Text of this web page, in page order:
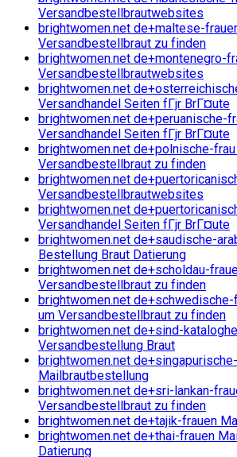
Versandbestellbrautwebsites
brightwomen.net de+maltese-
Versandbestellbraut zu finden
brightwomen.net de+montenegro-
Versandbestellbrautwebsites
brightwomen.net
Versandhandel Seiten fГјr BrГ¤ute
brightwomen.net de+peruanische-
Versandhandel Seiten fГјr BrГ¤ute
brightwomen.net de+polnische-
Versandbestellbraut zu finden
brightwomen.net
Versandbestellbrautwebsites
brightwomen.net
Versandhandel Seiten fГјr BrГ¤ute
brightwomen.net de+saudische-
Bestellung Braut Datierung
brightwomen.net de+scholdau-
Versandbestellbraut zu finden
brightwomen.net
um Versandbestellbraut zu finden
brightwomen.net de+sind-
Versandbestellung Braut
brightwomen.net
Mailbrautbestellung
brightwomen.net de+sri-lankan-
Versandbestellbraut zu finden
brightwomen.net de+tajik-frauen
brightwomen.net de+thai-frauen
Datierung